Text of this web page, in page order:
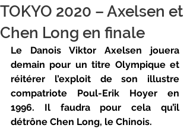
TOKYO 2020 – Axelsen et
Chen Long en finale
Le Danois Viktor Axelsen jouera
demain pour un titre Olympique et
réitérer l’exploit de son illustre
compatriote Poul-Erik Hoyer en
1996. Il faudra pour cela qu’il
détrône Chen Long, le Chinois.